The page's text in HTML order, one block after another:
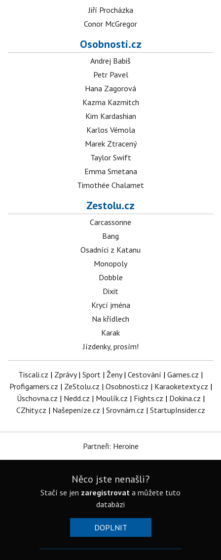
Jiří Procházka
Conor McGregor
Osobnosti.cz
Andrej Babiš
Petr Pavel
Hana Zagorová
Kazma Kazmitch
Kim Kardashian
Karlos Vémola
Marek Ztracený
Taylor Swift
Emma Smetana
Timothée Chalamet
Zestolu.cz
Carcassonne
Bang
Osadníci z Katanu
Monopoly
Dobble
Dixit
Krycí jména
Na křídlech
Karak
Jízdenky, prosím!
Tiscali.cz | Zprávy| Sport | Ženy| Cestování | Games.cz |
Profigamers.cz | ZeStolu.cz | Osobnosti.cz | Karaoketexty.cz |
Úschovna.cz | Nedd.cz | Moulík.cz | Fights.cz | Dokina.cz |
CZhity.cz | Našepeníze.cz | Srovnám.cz | StartupInsider.cz
Partneři: Heroine
Něco jste nenašli?
Stačí se jen zaregistrovat a můžete tuto
databázi
DOPLNIT